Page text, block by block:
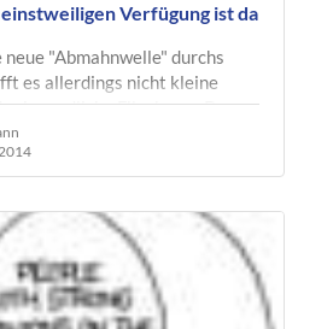
Verfügung ist da
neue "Abmahnwelle" durchs
es allerdings nicht kleine
jugendliche Filesharer. Der
Michael…